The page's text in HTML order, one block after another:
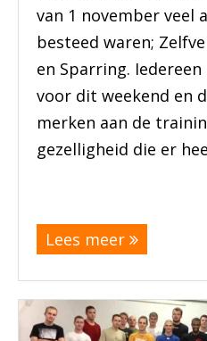
van 1 november veel
besteed waren;
en Sparring.
voor dit weekend en
merken aan de
gezelligheid die er
Lees meer